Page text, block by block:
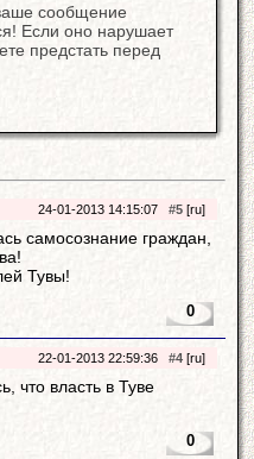
сообщение
Если оно нарушает
предстать перед
24-01-2013 14:15:07 #5 [ru]
самосознание граждан,
Тувы!
0
22-01-2013 22:59:36 #4 [ru]
что власть в Туве
0